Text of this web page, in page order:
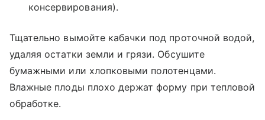
консервирования).
Тщательно вымойте кабачки под проточной водой,
удаляя остатки земли и грязи. Обсушите
бумажными или хлопковыми полотенцами.
Влажные плоды плохо держат форму при тепловой
обработке.